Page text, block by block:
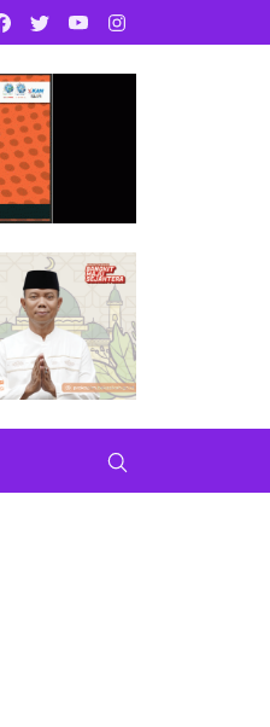
Facebook
TwitterYoutube